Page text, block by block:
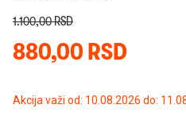
880,00 RSD
1.100,00 RSD
Akcija važi od: 10.08.2026 do: